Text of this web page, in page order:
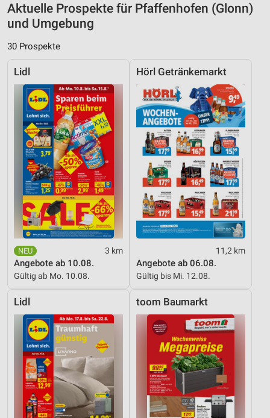
Aktuelle Prospekte für Pfaffenhofen (Glonn)
und Umgebung
30 Prospekte
Lidl
3 km
Angebote ab 10.08.
Gültig ab Mo. 10.08.
Hörl Getränkemarkt
11,2 km
Angebote ab 06.08.
Gültig bis Mi. 12.08.
Lidl toom Baumarkt